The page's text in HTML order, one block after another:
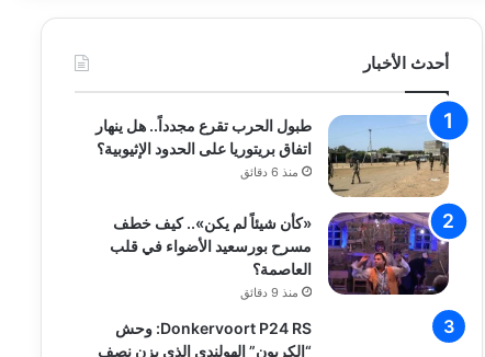
أحدث الأخبار
طبول الحرب تقرع مجدداً.. هل ينهار
اتفاق بريتوريا على الحدود الإثيوبية؟
منذ 6 دقائق
«كأن شيئاً لم يكن».. كيف خطف
مسرح بورسعيد الأضواء في قلب
العاصمة؟
منذ 9 دقائق
Donkervoort P24 RS: وحش
“الكربون” الهولندي الذي يزن نصف